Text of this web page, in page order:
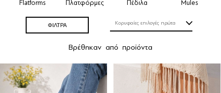
Flatforms Πλατφόρμες Πέδιλα Mules
ΦΙΛΤΡΑ
Βρέθηκαν από προϊόντα